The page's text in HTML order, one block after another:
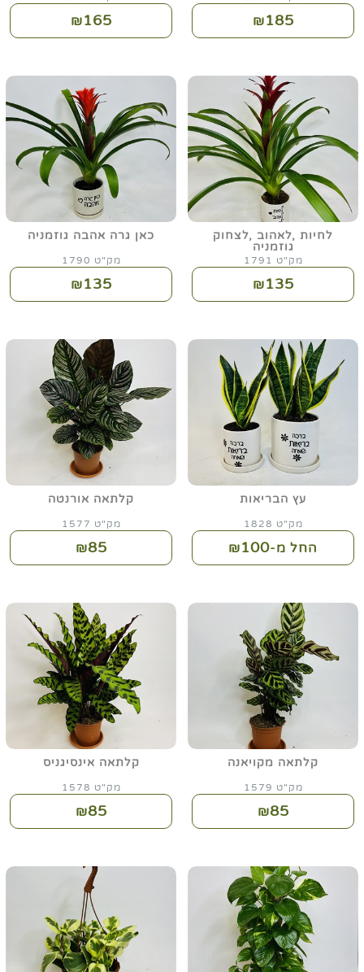
₪185
₪165
לחיות ,לאהוב ,לצחוק
גוזמניה
מק"ט 1791
₪135
כאן גרה אהבה גוזמניה
מק"ט 1790
₪135
עץ הבריאות
מק"ט 1828
החל מ-₪100
קלתאה אורנטה
מק"ט 1577
₪85
קלתאה מקויאנה
מק"ט 1579
₪85
קלתאה אינסיגניס
מק"ט 1578
₪85